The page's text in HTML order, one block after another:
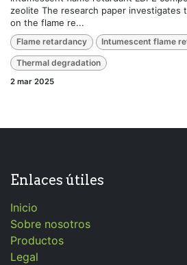
zeolite The research paper investigates
on the flame re...
Flame retardancy Intumescent flame
Thermal degradation
2 mar 2025
Enlaces útiles
Inicio
Sobre nosotros
Productos
Legal